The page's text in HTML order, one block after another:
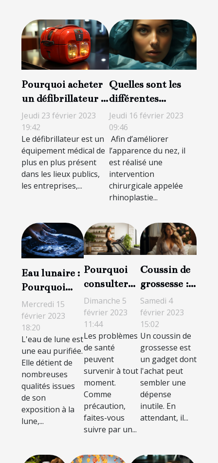
Pourquoi acheter
un défibrillateur ?
Un investissement
pour sauver des
vies
Jeudi 23 février 2023
19:42
Le défibrillateur est un
équipement médical de
plus en plus présent
dans les lieux publics,
les entreprises,...
Quelles sont les
différentes
techniques de
rhinoplastie ?
Jeudi 16 février 2023
09:46
Afin d’améliorer
l’apparence du nez, il
est réalisé une
intervention
chirurgicale appelée
rhinoplastie...
Eau lunaire :
Pourquoi
l'eau de lune
est-elle
indispensable
?
Mercredi 15
février 2023
18:20
L'eau de lune est
une eau purifiée.
Elle détient de
nombreuses
qualités issues
de son
exposition à la
lune,...
Pourquoi
consulter
une
plateforme
sur la santé
et le bien-
être ?
Dimanche 5
février 2023
11:44
Les problèmes
de santé
peuvent
survenir à tout
moment.
Comme
précaution,
faites-vous
suivre par un...
Coussin de
grossesse :
pourquoi
vaut-il la
peine
d'avoir ?
Samedi 4
février 2023
15:02
Un coussin de
grossesse est
un gadget dont
l'achat peut
sembler une
dépense
inutile. En
attendant, il...